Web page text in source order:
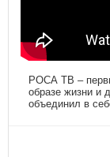
РОСА ТВ –
образе жизни и
объединил в